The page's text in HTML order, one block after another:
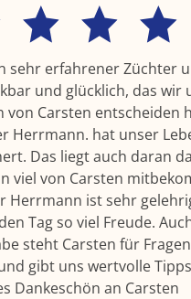
sehr erfahrener Züchter
und glücklich, das wir
von Carsten entscheiden
Herrmann. hat unser
Das liegt auch daran
viel von Carsten
Herrmann ist sehr
Tag so viel Freude.
steht Carsten für
gibt uns wertvolle
Dankeschön an Carsten